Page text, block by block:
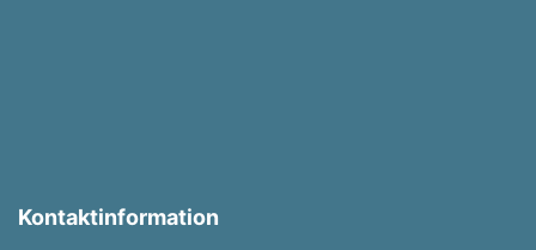
Kontaktinformation